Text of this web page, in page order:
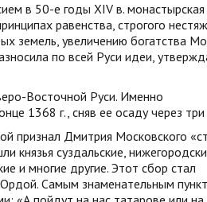
в 50-е годы XIV в. монастырская
равенства, строгого
земель, увеличению богатства
по всей Руси идеи,
Восточной Руси. Именно
1368 г., сняв ее осаду через три
признал Дмитрия Московского
суздальские,
и многие другие. Этот сбор стал
Самым знаменательным